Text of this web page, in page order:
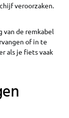
veroorzaken.
van de remkabel
of in te
als je fiets vaak